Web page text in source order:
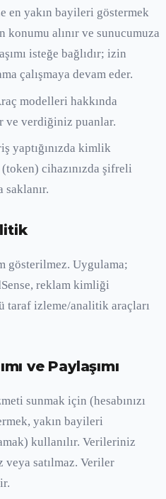
en yakın bayileri göstermek
konumu alınır ve sunucumuza
isteğe bağlıdır; izin
çalışmaya devam eder.
modelleri hakkında
ve verdiğiniz puanlar.
yaptığınızda kimlik
cihazınızda şifreli
saklanır.
gösterilmez. Uygulama;
reklam kimliği
izleme/analitik araçları
ve Paylaşımı
sunmak için (hesabınızı
yakın bayileri
kullanılır. Verileriniz
veya satılmaz. Veriler